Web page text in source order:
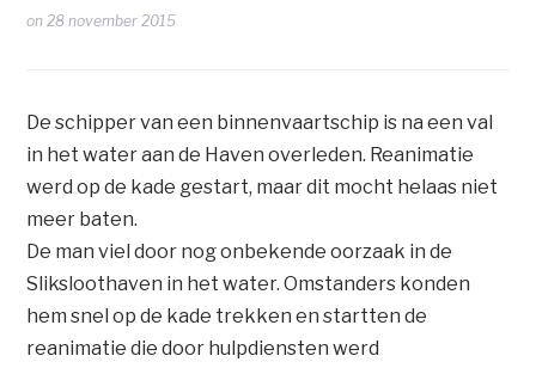
on28 november 2015
De schipper van een binnenvaartschip is na een val
in het water aan de Haven overleden. Reanimatie
werd op de kade gestart, maar dit mocht helaas niet
meer baten.
De man viel door nog onbekende oorzaak in de
Sliksloothaven in het water. Omstanders konden
hem snel op de kade trekken en startten de
reanimatie die door hulpdiensten werd